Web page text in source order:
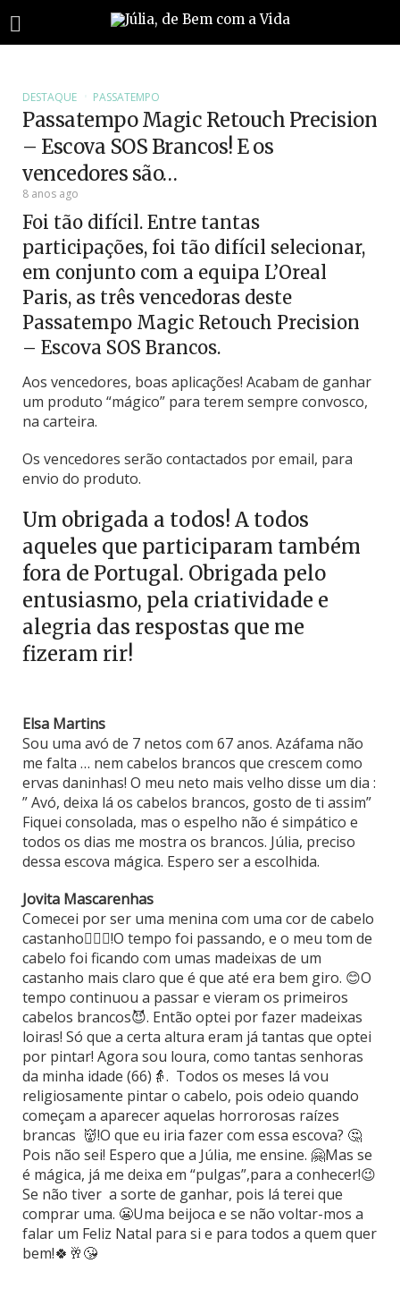
DESTAQUE PASSATEMPO
Passatempo Magic Retouch Precision
– Escova SOS Brancos! E os
vencedores são…
8 anos ago
Foi tão difícil. Entre tantas
participações, foi tão difícil selecionar,
em conjunto com a equipa L’Oreal
Paris, as três vencedoras deste
Passatempo Magic Retouch Precision
– Escova SOS Brancos.
Aos vencedores, boas aplicações! Acabam de ganhar
um produto “mágico” para terem sempre convosco,
na carteira.
Os vencedores serão contactados por email, para
envio do produto.
Um obrigada a todos! A todos
aqueles que participaram também
fora de Portugal. Obrigada pelo
entusiasmo, pela criatividade e
alegria das respostas que me
fizeram rir!
Elsa Martins
Sou uma avó de 7 netos com 67 anos. Azáfama não
me falta … nem cabelos brancos que crescem como
ervas daninhas! O meu neto mais velho disse um dia :
” Avó, deixa lá os cabelos brancos, gosto de ti assim”
Fiquei consolada, mas o espelho não é simpático e
todos os dias me mostra os brancos. Júlia, preciso
dessa escova mágica. Espero ser a escolhida.
Jovita Mascarenhas
Comecei por ser uma menina com uma cor de cabelo
castanho🙍🏻‍♀️!O tempo foi passando, e o meu tom de
cabelo foi ficando com umas madeixas de um
castanho mais claro que é que até era bem giro. 😊O
tempo continuou a passar e vieram os primeiros
cabelos brancos😈. Então optei por fazer madeixas
loiras! Só que a certa altura eram já tantas que optei
por pintar! Agora sou loura, como tantas senhoras
da minha idade (66)👵. Todos os meses lá vou
religiosamente pintar o cabelo, pois odeio quando
começam a aparecer aquelas horrorosas raízes
brancas 👹!O que eu iria fazer com essa escova? 🤔
Pois não sei! Espero que a Júlia, me ensine. 🤗Mas se
é mágica, já me deixa em “pulgas”,para a conhecer!😉
Se não tiver a sorte de ganhar, pois lá terei que
comprar uma. 😬Uma beijoca e se não voltar-mos a
falar um Feliz Natal para si e para todos a quem quer
bem!🍀🥂😘